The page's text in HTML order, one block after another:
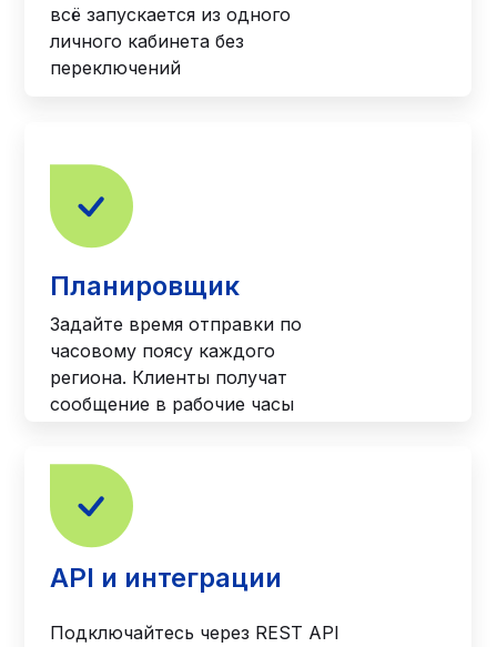
API и интеграции
Подключайтесь через REST API
Планировщик
Задайте время отправки по
часовому поясу каждого
региона. Клиенты получат
сообщение в рабочие часы
всё запускается из одного
личного кабинета без
переключений